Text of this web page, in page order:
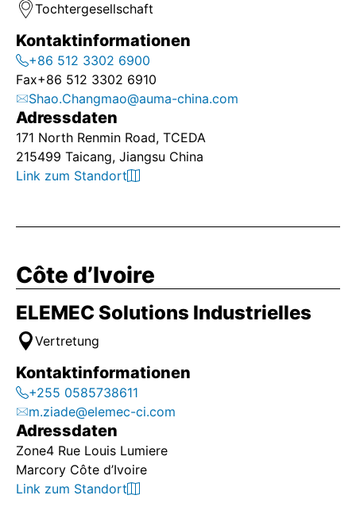
Tochtergesellschaft
Kontaktinformationen
+86 512 3302 6900
Fax+86 512 3302 6910
Shao.Changmao@auma-china.com
Adressdaten
171 North Renmin Road, TCEDA
215499 Taicang, Jiangsu China
Link zum Standort
Côte d’Ivoire
ELEMEC Solutions Industrielles
Vertretung
Kontaktinformationen
+255 0585738611
m.ziade@elemec-ci.com
Adressdaten
Zone4 Rue Louis Lumiere
Marcory Côte d’Ivoire
Link zum Standort